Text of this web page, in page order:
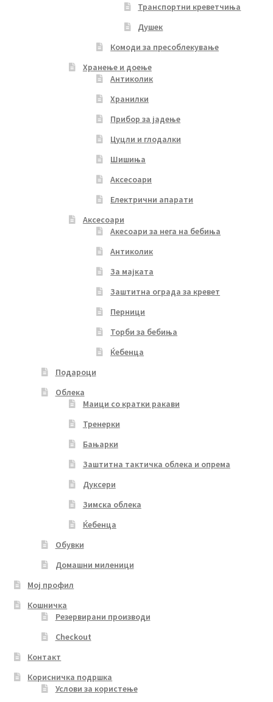
Транспортни креветчиња
Душек
Комоди за пресоблекување
Хранење и доење
Антиколик
Хранилки
Прибор за јадење
Цуцли и глодалки
Шишиња
Аксесоари
Електрични апарати
Аксесоари
Акесоари за нега на бебиња
Антиколик
За мајката
Заштитна ограда за кревет
Перници
Торби за бебиња
Ќебенца
Подароци
Облека
Маици со кратки ракави
Тренерки
Бањарки
Заштитна тактичка облека и опрема
Дуксери
Зимска облека
Ќебенца
Обувки
Домашни миленици
Мој профил
Кошничка
Резервирани производи
Checkout
Контакт
Корисничка подршка
Услови за користење